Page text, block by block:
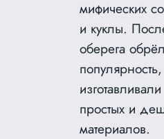
мифических
и куклы.
оберега
изготавливали
простых и
материалов.